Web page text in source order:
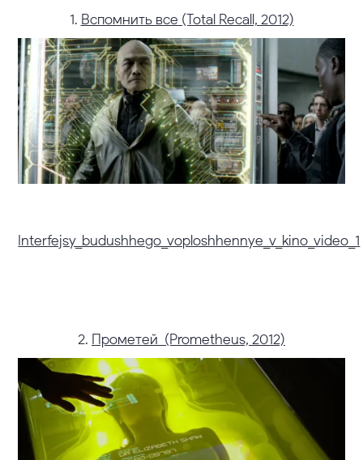
1. Вспомнить все (Total Recall, 2012)
Interfejsy_budushhego_voploshhennye_v_kino_video_1
2. Прометей (Prometheus, 2012)